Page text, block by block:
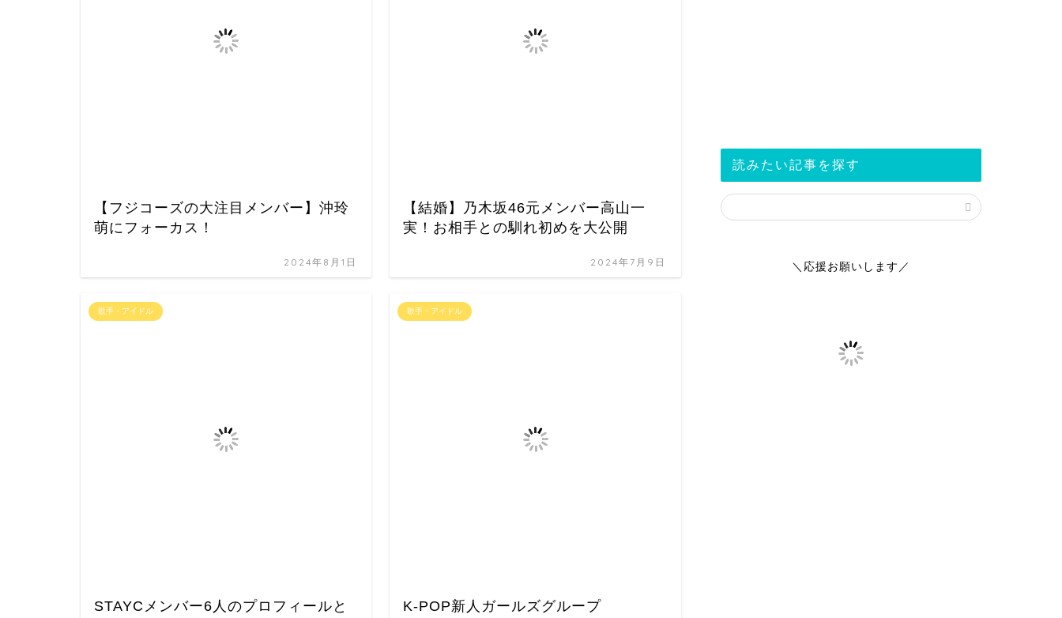
【フジコーズの大注目メンバー】沖玲
萌にフォーカス！
2024年8月1日
【結婚】乃木坂46元メンバー高山一
実！お相手との馴れ初めを大公開
2024年7月9日
歌手・アイドル
STAYCメンバー6人のプロフィールと
歌手・アイドル
K-POP新人ガールズグループ
読みたい記事を探す
＼応援お願いします／